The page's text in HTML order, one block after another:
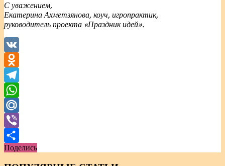
С уважением,
Екатерина Ахметзянова, коуч, игропрактик,
руководитель проекта «Праздник идей».
VK
Odnoklassniki
Telegram
WhatsApp
Mail.Ru
Viber
Отправить
Поделись